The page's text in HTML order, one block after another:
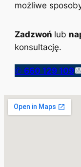
możliwe
Zadzwoń lub
konsultację.
✆660 129 109